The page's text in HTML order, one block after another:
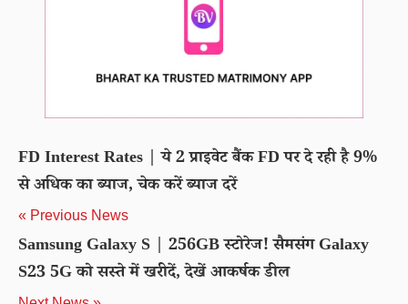
FD Interest Rates | ये 2 प्राइवेट बैंक FD पर दे रही है 9%
से अधिक का ब्याज, चेक करें ब्याज दरें
« Previous News
Samsung Galaxy S | 256GB स्टोरेज! सैमसंग Galaxy
S23 5G को सस्ते में खरीदें, देखें आकर्षक डील